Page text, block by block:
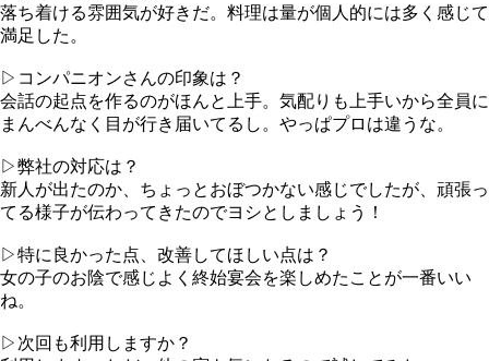
落ち着ける雰囲気が好きだ。料理は量が個人的には多く感じて
満足した。
▷コンパニオンさんの印象は？
会話の起点を作るのがほんと上手。気配りも上手いから全員に
まんべんなく目が行き届いてるし。やっぱプロは違うな。
▷弊社の対応は？
新人が出たのか、ちょっとおぼつかない感じでしたが、頑張っ
てる様子が伝わってきたのでヨシとしましょう！
▷特に良かった点、改善してほしい点は？
女の子のお陰で感じよく終始宴会を楽しめたことが一番いい
ね。
▷次回も利用しますか？